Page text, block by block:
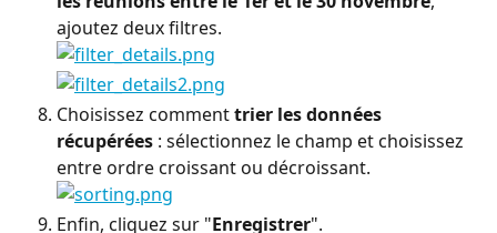
ajoutez deux filtres.
Choisissez comment trier les données
récupérées : sélectionnez le champ et choisissez
entre ordre croissant ou décroissant.
Enfin, cliquez sur "Enregistrer".